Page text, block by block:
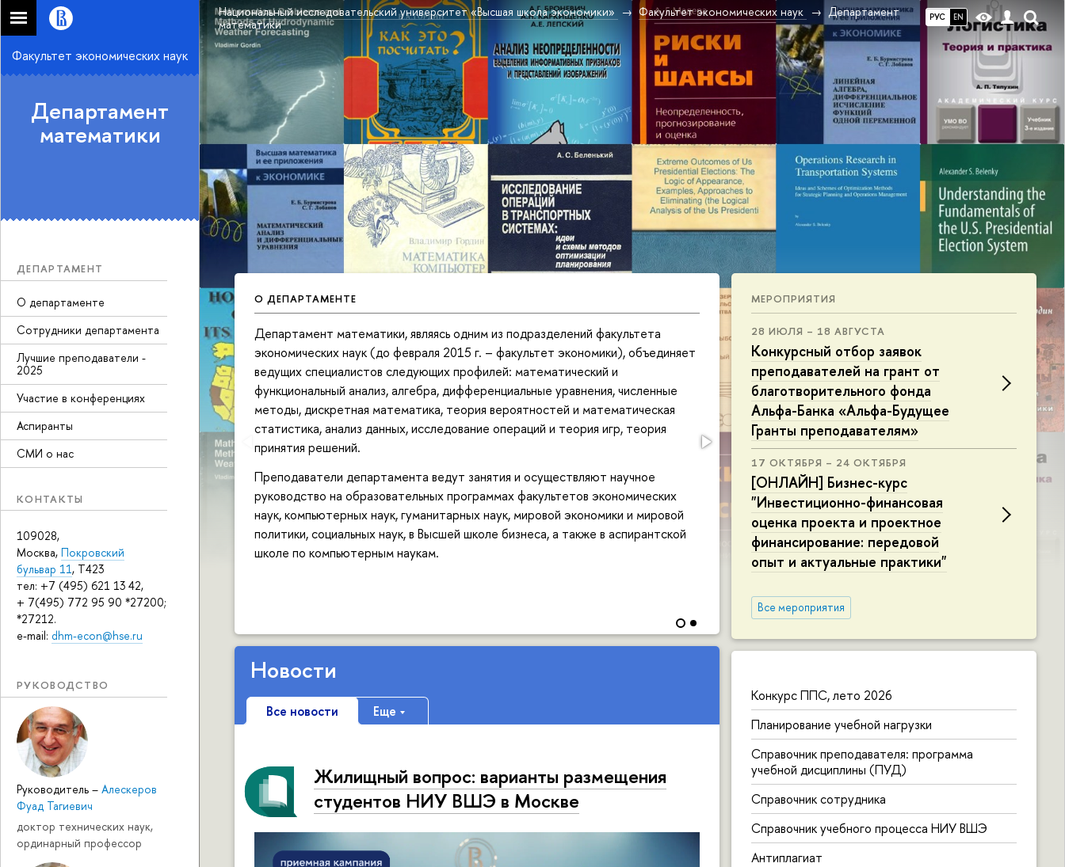
РУС EN
Национальный исследовательский университет «Высшая школа экономики» Факультет экономических наук
Департамент
математики
Факультет экономических наук
Департамент
математики
ДЕПАРТАМЕНТ
О департаменте
Сотрудники департамента
Лучшие преподаватели -
2025
Участие в конференциях
Аспиранты
СМИ о нас
КОНТАКТЫ
109028,
Москва, Покровский
бульвар 11, T423
тел: +7 (495) 621 13 42,
+ 7(495) 772 95 90 *27200;
*27212.
e-mail: dhm-econ@hse.ru
РУКОВОДСТВО
Руководитель – Алескеров
Фуад Тагиевич
доктор технических наук,
ординарный профессор
МЕРОПРИЯТИЯ
28 ИЮЛЯ – 18 АВГУСТА
Конкурсный отбор заявок
преподавателей на грант от
благотворительного фонда
Альфа-Банка «Альфа-Будущее
Гранты преподавателям»
17 ОКТЯБРЯ – 24 ОКТЯБРЯ
[ОНЛАЙН] Бизнес-курс
"Инвестиционно-финансовая
оценка проекта и проектное
финансирование: передовой
опыт и актуальные практики"
Все мероприятия
Конкурс ППС, лето 2026
Планирование учебной нагрузки
Справочник преподавателя: программа
учебной дисциплины (ПУД)
Справочник сотрудника
Справочник учебного процесса НИУ ВШЭ
Антиплагиат
О ДЕПАРТАМЕНТЕ
Департамент математики, являясь одним из подразделений факультета
экономических наук (до февраля 2015 г. – факультет экономики), объединяет
ведущих специалистов следующих профилей: математический и
функциональный анализ, алгебра, дифференциальные уравнения, численные
методы, дискретная математика, теория вероятностей и математическая
статистика, анализ данных, исследование операций и теория игр, теория
принятия решений.
Преподаватели департамента ведут занятия и осуществляют научное
руководство на образовательных программах факультетов экономических
наук, компьютерных наук, гуманитарных наук, мировой экономики и мировой
политики, социальных наук, в Высшей школе бизнеса, а также в аспирантской
школе по компьютерным наукам.
Экзамен принимать - экзамен тоже,
На объективность, знания и такт.
Преподаватель со студентом схожи,
И это классно. И да будет так!
Пусть мы не будем равнодушны, лживы
И в правоте уверены своей.
Пока мы сомневается - мы живы,
За выбор отвечая - мы живей
В сто раз еще. Вот доля педагога -
И так серьёзно! Впрочем, может, нет :)
Естественно, ведь быть самим собою,
И юности глаза в глаза смотреть
На равных и легко. Так нам судьбою
Подарок дан - с ней рядом не стареть!
Новости
Все новости Еще
Жилищный вопрос: варианты размещения
студентов НИУ ВШЭ в Москве